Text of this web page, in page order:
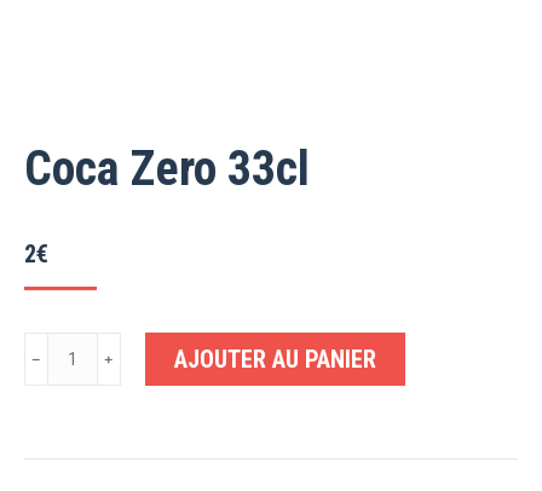
Coca Zero 33cl
2€
quantité
﹣ ﹢ AJOUTER AU PANIER